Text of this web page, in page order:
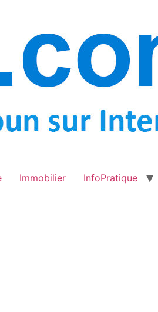
Immobilier InfoPratique